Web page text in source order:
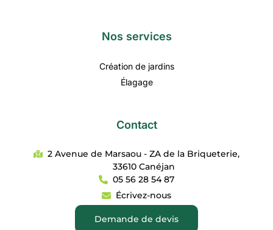
Nos services
Création de jardins
Élagage
Contact
2 Avenue de Marsaou - ZA de la Briqueterie,
33610 Canéjan
05 56 28 54 87
Écrivez-nous
Demande de devis